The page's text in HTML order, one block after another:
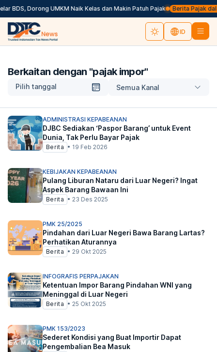
BDS, Dorong UMKM Naik Kelas dan Makin Patuh Pajak Berita Pajak
ID
Berkaitan dengan "pajak impor"
Pilih tanggal Semua Kanal
ADMINISTRASI KEPABEANAN
DJBC Sediakan ‘Paspor Barang’ untuk Event
Dunia, Tak Perlu Bayar Pajak
Berita • 19 Feb 2026
KEBIJAKAN KEPABEANAN
Pulang Liburan Nataru dari Luar Negeri? Ingat
Aspek Barang Bawaan Ini
Berita • 23 Des 2025
PMK 25/2025
Pindahan dari Luar Negeri Bawa Barang Lartas?
Perhatikan Aturannya
Berita • 29 Okt 2025
INFOGRAFIS PERPAJAKAN
Ketentuan Impor Barang Pindahan WNI yang
Meninggal di Luar Negeri
Berita • 25 Okt 2025
PMK 153/2023
Sederet Kondisi yang Buat Importir Dapat
Pengembalian Bea Masuk